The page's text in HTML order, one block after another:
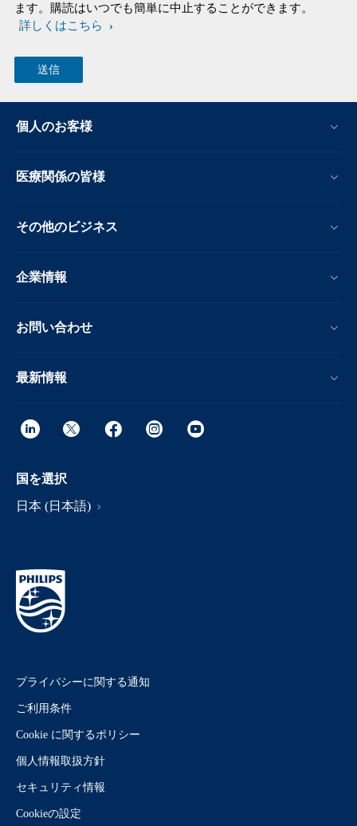
ます。購読はいつでも簡単に中止することができます。
詳しくはこちら
個人のお客様
医療関係の皆様
その他のビジネス
企業情報
お問い合わせ
最新情報
国を選択
日本 (日本語)
プライバシーに関する通知
ご利用条件
Cookie に関するポリシー
個人情報取扱方針
セキュリティ情報
Cookieの設定